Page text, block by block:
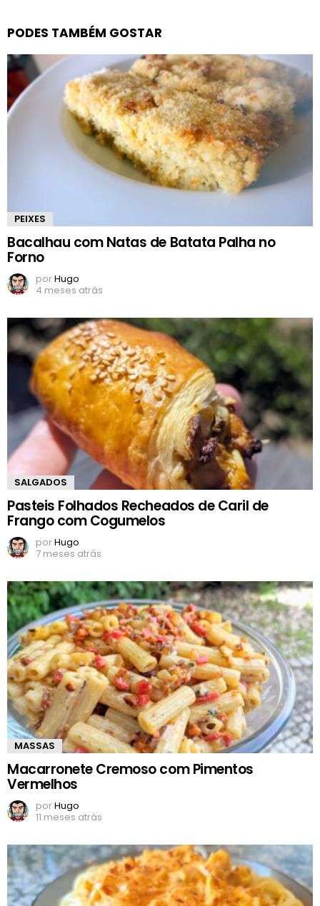
PODES TAMBÉM GOSTAR
PEIXES
Bacalhau com Natas de Batata Palha no
Forno
porHugo
4 meses atrás
SALGADOS
Pasteis Folhados Recheados de Caril de
Frango com Cogumelos
porHugo
7 meses atrás
MASSAS
Macarronete Cremoso com Pimentos
Vermelhos
porHugo
11 meses atrás